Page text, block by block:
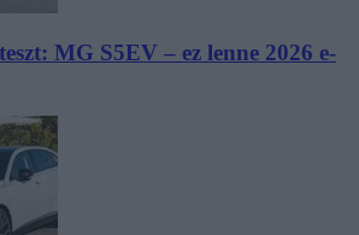
MG S5EV – ez lenne 2026 e-